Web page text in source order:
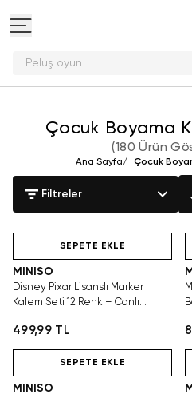
Peluş oyuncak ara
Çocuk Boyama
(180 Ürün
Ana Sayfa/ Çocuk
Filtreler
SEPETE EKLE
MINISO
Disney Pixar Lisanslı Marker
Kalem Seti 12 Renk – Canlı
499,99 TL
SEPETE EKLE
MINISO